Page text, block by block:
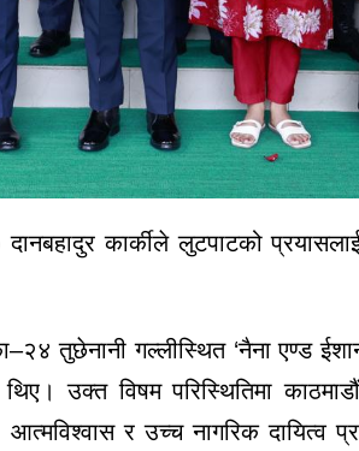
दानबहादुर कार्कीले लुटपाटको
तुछेनानी गल्लीस्थित ‘नैना एण्ड
उक्त विषम परिस्थितिमा
र उच्च नागरिक दायित्व